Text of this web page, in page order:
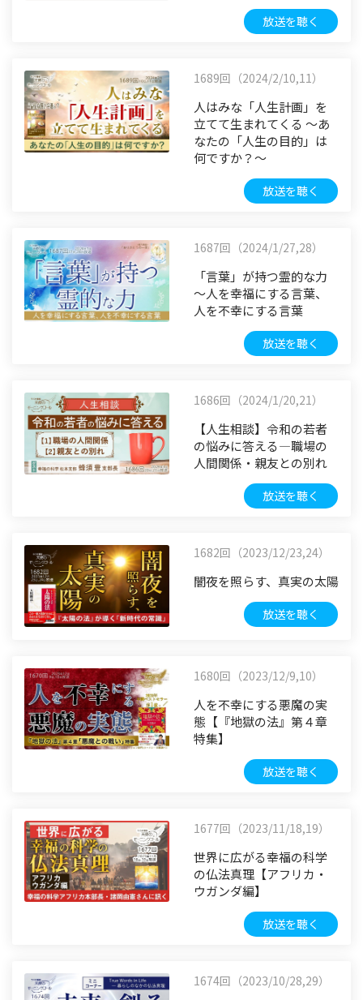
放送を聴く
1689回（2024/2/10,11）
人はみな「人生計画」を
立てて生まれてくる ～あ
なたの「人生の目的」は
何ですか？～
放送を聴く
1687回（2024/1/27,28）
「言葉」が持つ霊的な力
～人を幸福にする言葉、
人を不幸にする言葉
放送を聴く
1686回（2024/1/20,21）
【人生相談】令和の若者
の悩みに答える―職場の
人間関係・親友との別れ
放送を聴く
1682回（2023/12/23,24）
闇夜を照らす、真実の太陽
放送を聴く
1680回（2023/12/9,10）
人を不幸にする悪魔の実
態【『地獄の法』第４章
特集】
放送を聴く
1677回（2023/11/18,19）
世界に広がる幸福の科学
の仏法真理【アフリカ・
ウガンダ編】
放送を聴く
1674回（2023/10/28,29）